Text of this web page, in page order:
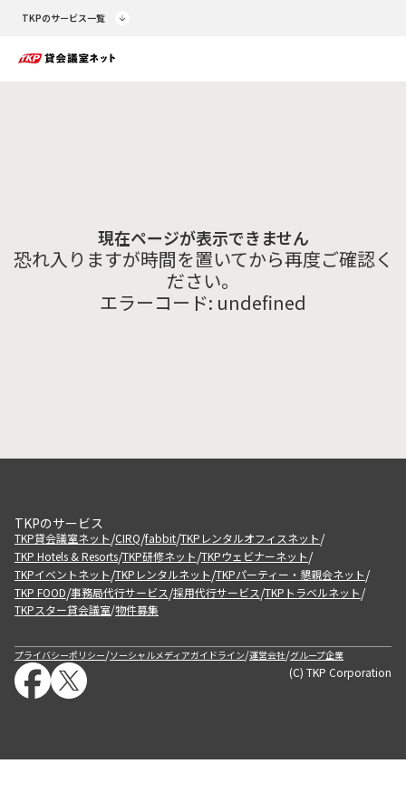
TKPのサービス一覧
現在ページが表示できません
恐れ入りますが時間を置いてから再度ご確認く
ださい。
エラーコード: undefined
TKPのサービス
TKP貸会議室ネット/CIRQ/fabbit/TKPレンタルオフィスネット/
TKP Hotels & Resorts/TKP研修ネット/TKPウェビナーネット/
TKPイベントネット/TKPレンタルネット/TKPパーティー・懇親会ネット/
TKP FOOD/事務局代行サービス/採用代行サービス/TKPトラベルネット/
TKPスター貸会議室/物件募集
プライバシーポリシー/ソーシャルメディアガイドライン/運営会社/グループ企業
(C) TKP Corporation